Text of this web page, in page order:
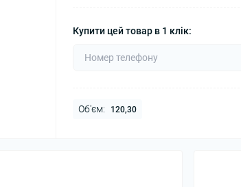
Купити цей товар в 1 клік:
Об'єм: 120,30